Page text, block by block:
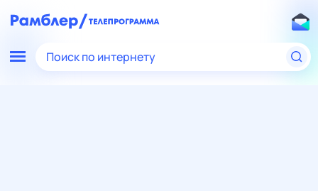
Поиск по интернету